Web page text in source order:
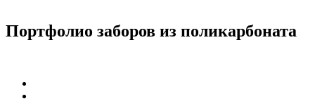
Портфолио заборов из поликарбоната